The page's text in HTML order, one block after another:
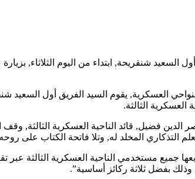
شنقريحة, ابتداء من اليوم الثلاثاء,
في إطار متابعة تنفيذ برنامج التحضير القتالي 2025-2026 عبر كافة النواحي
الدين فضيل, قائد الناحية العسكرية
المخلد له, وتلا فاتحة الكتاب على
جميع مستخدمي الناحية العسكرية الثالثة عبر
بفضل ثلاثة ركائز أساسية”.